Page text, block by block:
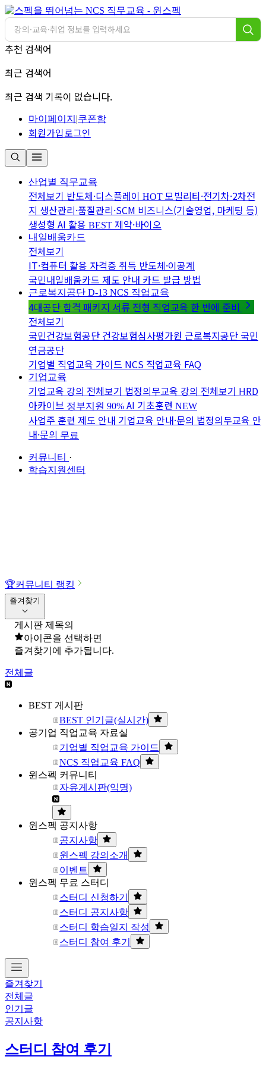
추천 검색어
최근 검색어
최근 검색 기록이 없습니다.
마이페이지 |쿠폰함
회원가입로그인
산업별 직무교육
전체보기 반도체·디스플레이 HOT 모빌리티·전기차·2차전
지 생산관리·품질관리·SCM 비즈니스(기술영업, 마케팅 등)
생성형 AI 활용 BEST 제약·바이오
내일배움카드
전체보기
IT·컴퓨터 활용 자격증 취득 반도체·이공계
국민내일배움카드 제도 안내 카드 발급 방법
근로복지공단 D-13 NCS 직업교육
4대공단 합격 패키지 서류 전형 직업교육 한 번에 준비
전체보기
국민건강보험공단 건강보험심사평가원 근로복지공단 국민
연금공단
기업별 직업교육 가이드 NCS 직업교육 FAQ
기업교육
기업교육 강의 전체보기 법정의무교육 강의 전체보기 HRD
아카이브 정부지원 90% AI 기초훈련 NEW
사업주 훈련 제도 안내 기업교육 안내·문의 법정의무교육 안
내·문의 무료
커뮤니티 ·
학습지원센터
🏆커뮤니티 랭킹
즐겨찾기
게시판 제목의
아이콘을 선택하면
즐겨찾기에 추가됩니다.
전체글
BEST 게시판
BEST 인기글(실시간)
공기업 직업교육 자료실
기업별 직업교육 가이드
NCS 직업교육 FAQ
윈스펙 커뮤니티
자유게시판(익명)
윈스펙 공지사항
공지사항
윈스펙 강의소개
이벤트
윈스펙 무료 스터디
스터디 신청하기
스터디 공지사항
스터디 학습일지 작성
스터디 참여 후기
즐겨찾기
전체글
인기글
공지사항
스터디 참여 후기